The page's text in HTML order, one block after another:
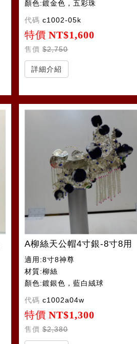
顏色:鍍金色，五彩珠
代碼 c1002-05k
特價 NT$1,600
售價 $2,750
詳細介紹
A柳絲天公帽4寸銀-8寸8用
適用:8寸8神尊
材質:柳絲
顏色:鍍銀色，藍白絨球
代碼 c1002a04w
特價 NT$1,300
售價 $2,380